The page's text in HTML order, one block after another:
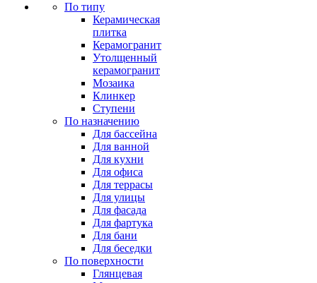
По типу
Керамическая
плитка
Керамогранит
Утолщенный
керамогранит
Мозаика
Клинкер
Ступени
По назначению
Для бассейна
Для ванной
Для кухни
Для офиса
Для террасы
Для улицы
Для фасада
Для фартука
Для бани
Для беседки
По поверхности
Глянцевая